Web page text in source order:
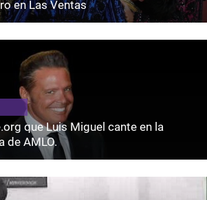
en Las Ventas
que Luis Miguel cante en la
de AMLO.